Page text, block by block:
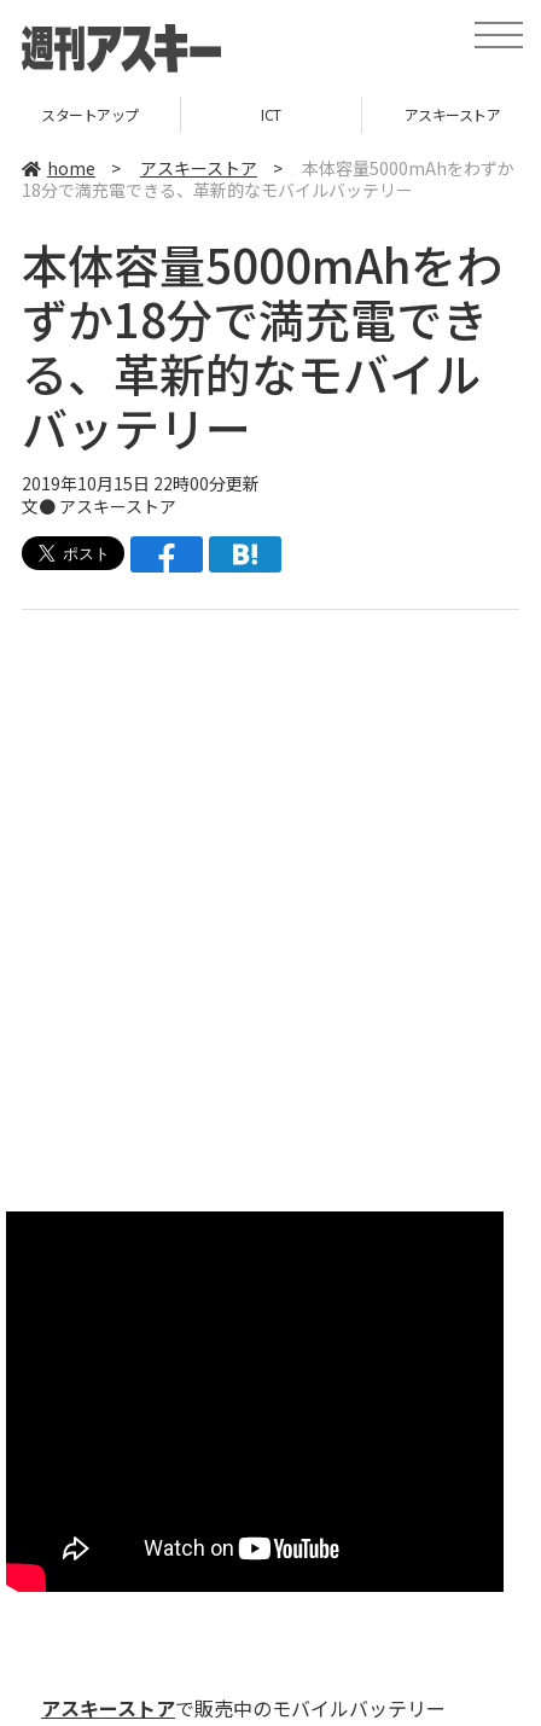
t
o
e
v
i
o
スタートアップ ICT アスキーストア
home > アスキーストア >
本体容量5000mAhをわずか
18分で満充電できる、革新的なモバイルバッテリー
本体容量5000mAhをわ
ずか18分で満充電でき
る、革新的なモバイル
バッテリー
2019年10月15日 22時00分更新
文● アスキーストア
アスキーストアで販売中のモバイルバッテリー